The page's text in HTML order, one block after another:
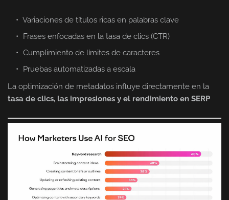
Variaciones de títulos ricas en palabras clave
Frases enfocadas en la tasa de clics (CTR)
Cumplimiento de límites de caracteres
Pruebas automatizadas a escala
La optimización de metadatos influye directamente en la
tasa de clics, las impresiones y el rendimiento en SERP